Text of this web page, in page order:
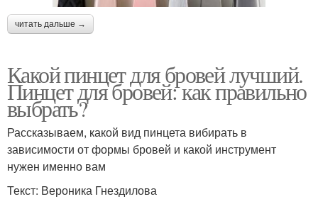
читать дальше →
Какой пинцет для бровей лучший.
Пинцет для бровей: как правильно
выбрать?
Рассказываем, какой вид пинцета вибирать в
зависимости от формы бровей и какой инструмент
нужен именно вам
Текст: Вероника Гнездилова